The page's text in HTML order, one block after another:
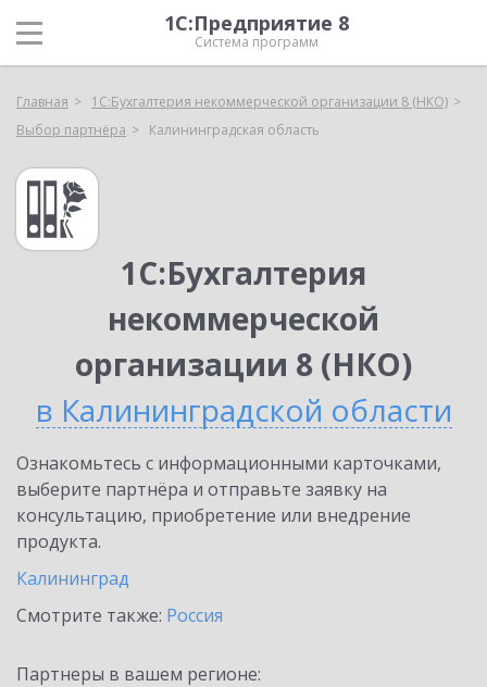
1С:Предприятие 8
Система программ
Главная
1С:Бухгалтерия некоммерческой организации 8 (НКО)
Выбор партнёра
Калининградская область
1С:Бухгалтерия
некоммерческой
организации 8 (НКО)
в Калининградской области
Ознакомьтесь с информационными карточками,
выберите партнёра и отправьте заявку на
консультацию, приобретение или внедрение
продукта.
Калининград
Смотрите также: Россия
Партнеры в вашем регионе: